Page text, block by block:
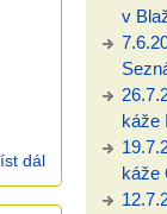
dálExodus 16,2-
v
káže
káže